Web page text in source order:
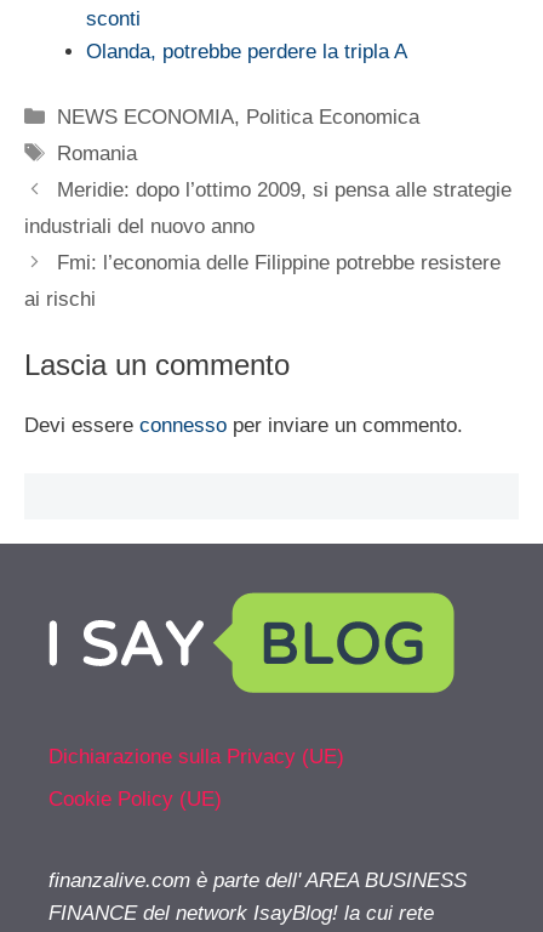
sconti
Olanda, potrebbe perdere la tripla A
Categorie
NEWS ECONOMIA, Politica Economica
Tag
Romania
Meridie: dopo l’ottimo 2009, si pensa alle strategie
industriali del nuovo anno
Fmi: l’economia delle Filippine potrebbe resistere
ai rischi
Lascia un commento
Devi essere connesso per inviare un commento.
Dichiarazione sulla Privacy (UE)
Cookie Policy (UE)
finanzalive.com è parte dell' AREA BUSINESS
FINANCE del network IsayBlog! la cui rete